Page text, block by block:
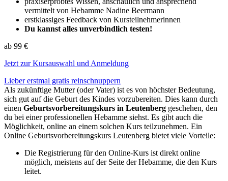
vermittelt von Hebamme Nadine Beermann
erstklassiges Feedback von Kursteilnehmerinnen
Du kannst alles unverbindlich testen!
ab 99 €
Jetzt zur Kursauswahl und Anmeldung
Lieber erstmal gratis reinschnuppern
Als zukünftige Mutter (oder Vater) ist es von höchster Bedeutung,
sich gut auf die Geburt des Kindes vorzubereiten. Dies kann durch
einen Geburtsvorbereitungskurs in Leutenberg geschehen, den
du bei einer professionellen Hebamme siehst. Es gibt auch die
Möglichkeit, online an einem solchen Kurs teilzunehmen. Ein
Online Geburtsvorbereitungskurs Leutenberg bietet viele Vorteile:
Die Registrierung für den Online-Kurs ist direkt online
möglich, meistens auf der Seite der Hebamme, die den Kurs
leitet.